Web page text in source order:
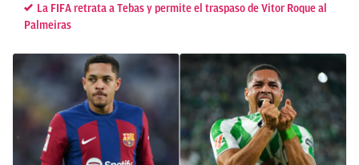
La FIFA retrata a Tebas y permite el traspaso de Vitor Roque al
Palmeiras